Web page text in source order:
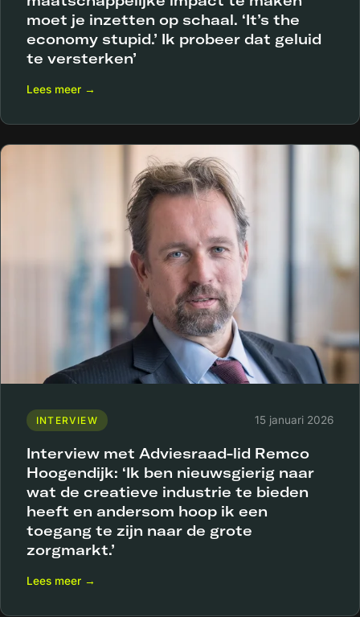
moet je inzetten op schaal. ‘It’s the
economy stupid.’ Ik probeer dat geluid
te versterken’
Lees meer →
INTERVIEW 15 januari 2026
Interview met Adviesraad-lid Remco
Hoogendijk: ‘Ik ben nieuwsgierig naar
wat de creatieve industrie te bieden
heeft en andersom hoop ik een
toegang te zijn naar de grote
zorgmarkt.’
Lees meer →